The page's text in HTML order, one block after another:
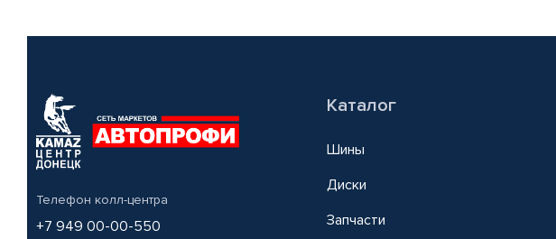
Телефон колл-центра
+7 949 00-00-550
Каталог
Шины
Диски
Запчасти